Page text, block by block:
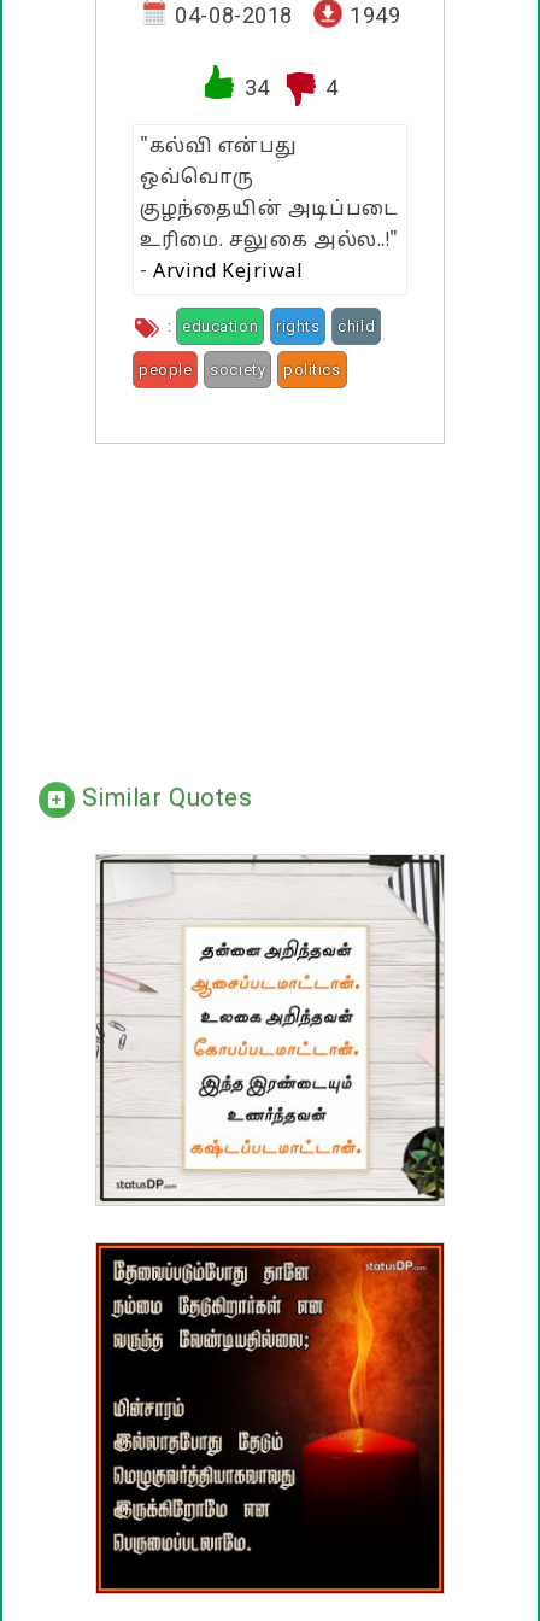
வாழ்த்து பொன்மொழிகள்
பண்டிகை வாழ்த்துக்கள்
04-08-2018 1949
34 4
"கல்வி என்பது
ஒவ்வொரு
குழந்தையின் அடிப்படை
உரிமை. சலுகை அல்ல..!"
-Arvind Kejriwal
: education rights child
people society politics
Similar Quotes